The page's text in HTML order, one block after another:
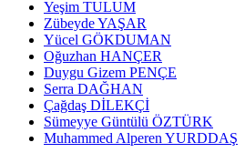
Yeşim TULUM
Zübeyde YAŞAR
Yücel GÖKDUMAN
Oğuzhan HANÇER
Duygu Gizem PENÇE
Serra DAĞHAN
Çağdaş DİLEKÇİ
Sümeyye Güntülü ÖZTÜRK
Muhammed Alperen YURDDAŞ